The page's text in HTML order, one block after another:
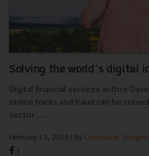
Solving the world’s digital
Digital financial services author
online hacks and fraud can be
sector.......
February 12, 2018 | By Chaowarat
1